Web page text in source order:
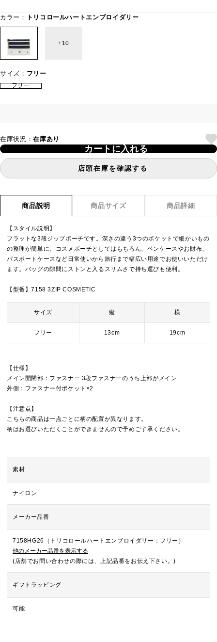
カラー： トリコロールハートエンブロイダリー
10
サイズ： フリー
フリー
在庫状況：在庫あり
カートに入れる
店頭在庫を確認する
商品説明 商品サイズ 商品詳細
【スタイル説明】
フラットな3段ジップポーチです。深さの違う3つのポケットで細かいもの
の整理が簡単に。コスメポーチとしてはもちろん、ペンケースやお財布、
パスポートケースなど日常使いから旅行まで幅広い用途でお使いいただけ
ます。バッグの隙間にストンと入るスリムさで持ち運びも便利。
【型番】7158 3ZIP COSMETIC
サイズ 縦 横
フリー 13cm 19cm
【仕様】
メイン開閉部：ファスナー 3段ファスナーのうち上部がメイン
外側：ファスナー付ポケット×2
【注意点】
こちらの商品は一点ごとに柄の配置が異なります。
柄はお選びいただくことができませんので予めご了承ください。
素材
ナイロン
メーカー品番
7158HG26（トリコロールハートエンブロイダリー：フリー）
他のメーカー品番を表示する
(店舗でお問い合わせの際には、上記品番をお伝え下さい。)
ギフトラッピング
可能